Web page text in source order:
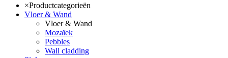
×Productcategorieën
Vloer & Wand
Vloer & Wand
Mozaïek
Pebbles
Wall cladding